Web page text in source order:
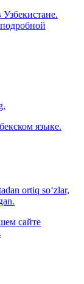
языке.
ortiq so‘zlar,
сайте